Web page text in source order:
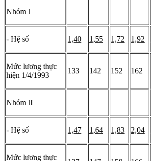
Nhóm I
- Hệ số 1,40 1,55 1,72 1,92
Mức lương thực
hiện 1/4/1993
133 142 152 162
Nhóm II
- Hệ số 1,47 1,64 1,83 2,04
Mức lương thực